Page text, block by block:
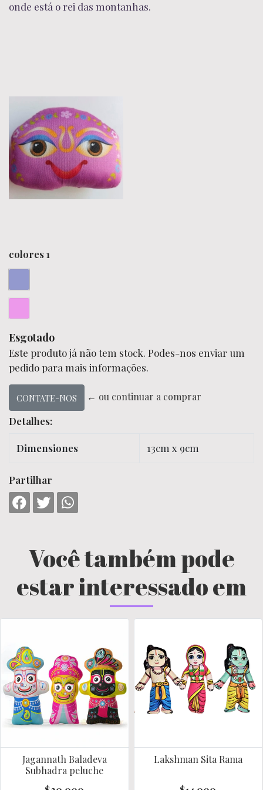
onde está o rei das montanhas.
colores 1
Esgotado
Este produto já não tem stock. Podes-nos enviar um
pedido para mais informações.
CONTATE-NOS ← ou continuar a comprar
Detalhes:
Dimensiones 13cm x 9cm
Partilhar
Você também pode
estar interessado em
Jagannath Baladeva
Subhadra peluche
Lakshman Sita Rama